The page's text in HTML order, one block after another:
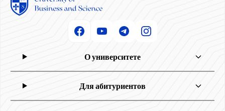
О университете
Для абитуриентов